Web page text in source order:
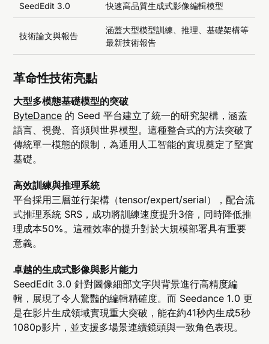
SeedEdit 3.0 快速高品質生成式影像編輯模型
技術論文與報告
涵蓋大型模型訓練、推理、基礎架構等
最新技術報告
革命性技術亮點
大型多模態基礎模型的突破
ByteDance 的 Seed 平台建立了統一的研究架構，涵蓋
語言、視覺、音頻與世界模型。這種整合式的方法突破了
傳統單一模態的限制，為通用人工智能的實現奠定了堅實
基礎。
高效訓練與推理系統
平台採用三層並行架構（tensor/expert/serial），配合流
式推理系統 SRS，成功將訓練速度提升3倍，同時降低推
理成本50%。這種效率的提升對於大規模部署具有重要
意義。
卓越的生成式影像與影片能力
SeedEdit 3.0 針對圖像細部文字與背景進行高精度編
輯，展現了令人驚豔的編輯精確度。而 Seedance 1.0 更
是在影片生成領域實現重大突破，能在約41秒內生成5秒
1080p影片，並支援多場景連續鏡頭與一致角色表現。